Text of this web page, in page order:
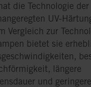
die Technologie der
UV-
Vergleich zur
bietet sie
längere
und